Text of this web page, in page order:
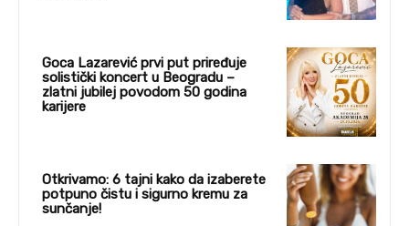
Goca Lazarević prvi put priređuje
solistički koncert u Beogradu –
zlatni jubilej povodom 50 godina
karijere
Otkrivamo: 6 tajni kako da izaberete
potpuno čistu i sigurno kremu za
sunčanje!